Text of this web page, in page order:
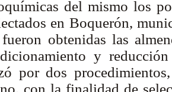
del mismo los
en Boquerón,
obtenidas las
y
por dos